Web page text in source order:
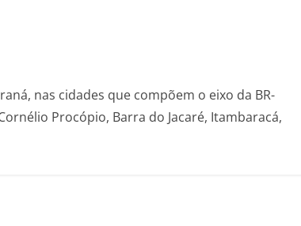
nas cidades que compõem o eixo da BR-
Procópio, Barra do Jacaré, Itambaracá,